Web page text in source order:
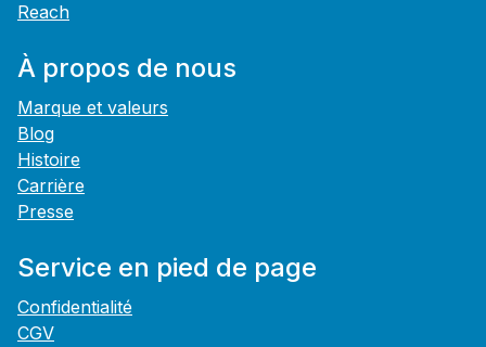
Reach
À propos de nous
Marque et valeurs
Blog
Histoire
Carrière
Presse
Service en pied de page
Confidentialité
CGV